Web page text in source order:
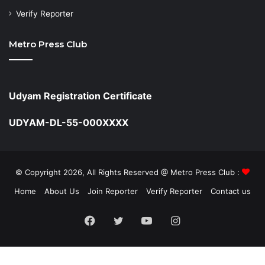
Verify Reporter
Metro Press Club
Udyam Registration Certificate
UDYAM-DL-55-000XXXX
© Copyright 2026, All Rights Reserved @ Metro Press Club :
Home
About Us Join Reporter Verify Reporter Contact us
Facebook
TwitterYouTubeInstagram